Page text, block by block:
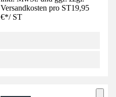
Versandkosten pro ST19,95
€*/ ST